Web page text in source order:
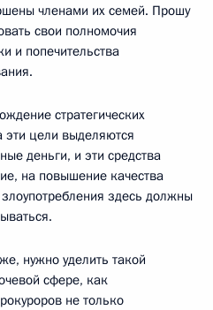
членами их семей. Прошу
свои полномочия
и попечительства
стратегических
цели выделяются
деньги, и эти средства
на повышение качества
здесь должны
нужно уделить такой
сфере, как
не только